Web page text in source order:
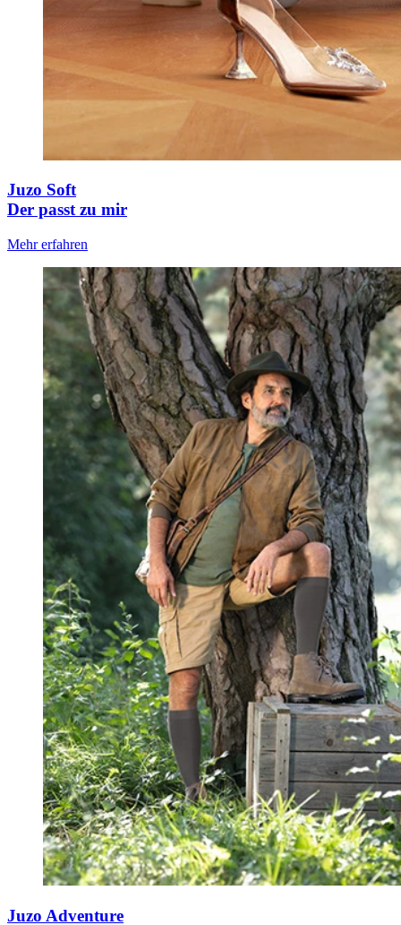
Juzo Soft
Der passt zu mir
Mehr erfahren
Juzo Adventure